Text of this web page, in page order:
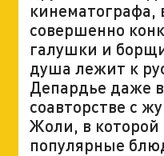
кинематографа,
совершенно
галушки и
душа лежит к
Депардье даже
соавторстве с
Жоли, в
популярные